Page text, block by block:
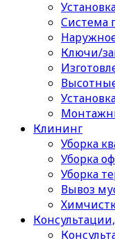
Cистема
Ключи/
Клининг
Уборка
Уборка
Уборка
Вывоз